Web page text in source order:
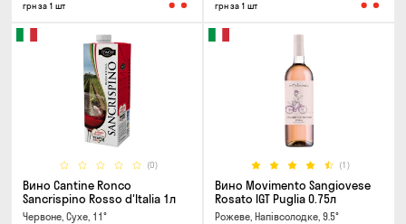
грн за 1 шт грн за 1 шт
(0)
Вино Cantine Ronco
Sancrispino Rosso d'Italia 1л
Червоне, Сухе, 11°
(1)
Вино Movimento Sangiovese
Rosato IGT Puglia 0.75л
Рожеве, Напівсолодке, 9.5°